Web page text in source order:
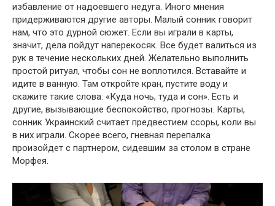
избавление от надоевшего недуга. Иного мнения
придерживаются другие авторы. Малый сонник говорит
нам, что это дурной сюжет. Если вы играли в карты,
значит, дела пойдут наперекосяк. Все будет валиться из
рук в течение нескольких дней. Желательно выполнить
простой ритуал, чтобы сон не воплотился. Вставайте и
идите в ванную. Там откройте кран, пустите воду и
скажите такие слова: «Куда ночь, туда и сон». Есть и
другие, вызывающие беспокойство, прогнозы. Карты,
сонник Украинский считает предвестием ссоры, коли вы
в них играли. Скорее всего, гневная перепалка
произойдет с партнером, сидевшим за столом в стране
Морфея.